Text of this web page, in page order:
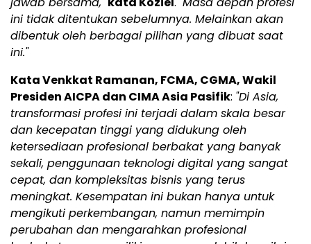
ini tidak ditentukan sebelumnya. Melainkan akan
dibentuk oleh berbagai pilihan yang dibuat saat
ini."
Kata Venkkat Ramanan, FCMA, CGMA, Wakil
Presiden AICPA dan CIMA Asia Pasifik: "Di Asia,
transformasi profesi ini terjadi dalam skala besar
dan kecepatan tinggi yang didukung oleh
ketersediaan profesional berbakat yang banyak
sekali, penggunaan teknologi digital yang sangat
cepat, dan kompleksitas bisnis yang terus
meningkat. Kesempatan ini bukan hanya untuk
mengikuti perkembangan, namun memimpin
perubahan dan mengarahkan profesional